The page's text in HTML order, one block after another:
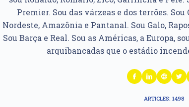
Premier. Sou das várzeas e dos terrões.
Nordeste, Amazônia e Pantanal. Sou Galo,
Sou Barça e Real. Sou as Américas, a Europa,
arquibancadas que o estádio
ARTICLES: 1498